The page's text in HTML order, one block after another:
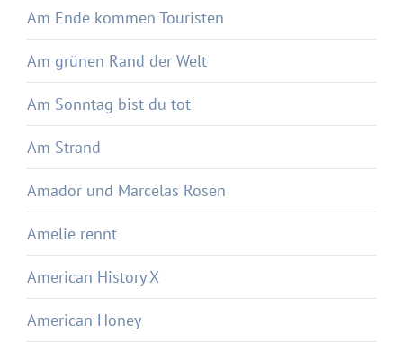
Am Ende kommen Touristen
Am grünen Rand der Welt
Am Sonntag bist du tot
Am Strand
Amador und Marcelas Rosen
Amelie rennt
American History X
American Honey